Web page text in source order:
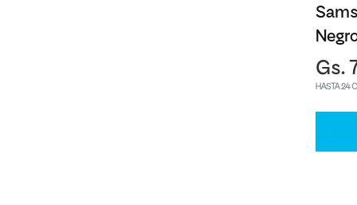
Gs.
HASTA 24